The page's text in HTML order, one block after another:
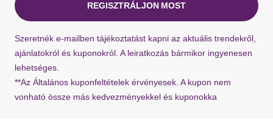
bármikor kérhet újat ügyfélszolgálatunktól.
REGISZTRÁLJON MOST
Szeretnék e-mailben tájékoztatást kapni az aktuális trendekről,
ajánlatokról és kuponokról. A leiratkozás bármikor ingyenesen
lehetséges.
**Az Általános kuponfeltételek érvényesek. A kupon nem
vonható össze más kedvezményekkel és kuponokka